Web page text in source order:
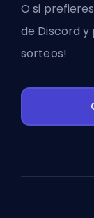
O si
de Discord y
sorteos!